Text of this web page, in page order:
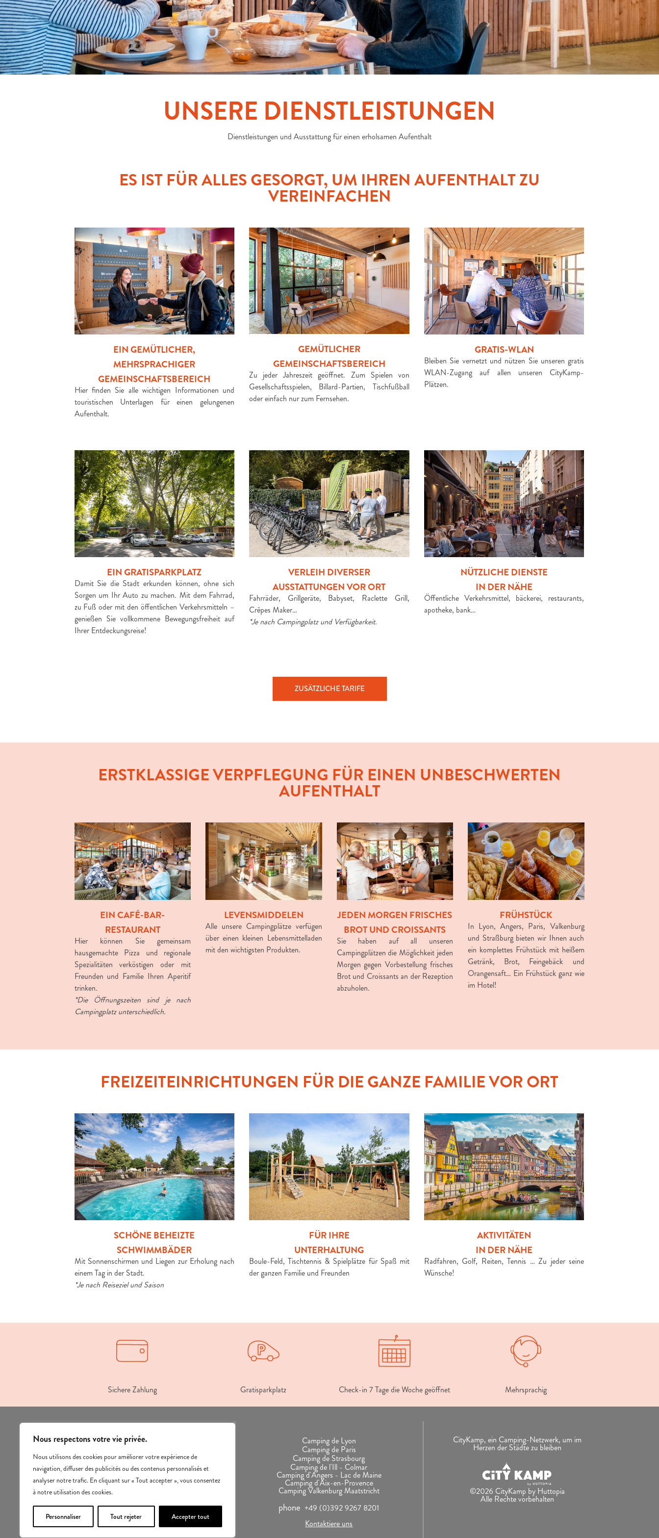
Nous respectons votre vie privée.
Nous utilisons des cookies pour améliorer votre expérience de
navigation, diffuser des publicités ou des contenus personnalisés et
analyser notre trafic. En cliquant sur « Tout accepter », vous consentez
à notre utilisation des cookies.
Personnaliser Tout rejeter Accepter tout
UNSERE DIENSTLEISTUNGEN
Dienstleistungen und Ausstattung für einen erholsamen Aufenthalt
ES IST FÜR ALLES GESORGT, UM IHREN AUFENTHALT ZU
VEREINFACHEN
EIN GEMÜTLICHER,
MEHRSPRACHIGER
GEMEINSCHAFTSBEREICH
Hier finden Sie alle wichtigen Informationen und
touristischen Unterlagen für einen gelungenen
Aufenthalt.
GEMÜTLICHER
GEMEINSCHAFTSBEREICH
Zu jeder Jahreszeit geöffnet. Zum Spielen von
Gesellschaftsspielen, Billard-Partien, Tischfußball
oder einfach nur zum Fernsehen.
GRATIS-WLAN
Bleiben Sie vernetzt und nützen Sie unseren gratis
WLAN-Zugang auf allen unseren CityKamp-
Plätzen.
EIN GRATISPARKPLATZ
Damit Sie die Stadt erkunden können, ohne sich
Sorgen um Ihr Auto zu machen. Mit dem Fahrrad,
zu Fuß oder mit den öffentlichen Verkehrsmitteln –
genießen Sie vollkommene Bewegungsfreiheit auf
Ihrer Entdeckungsreise!
VERLEIH DIVERSER
AUSSTATTUNGEN VOR ORT
Fahrräder, Grillgeräte, Babyset, Raclette Grill,
Crêpes Maker…
*Je nach Campingplatz und Verfügbarkeit.
NÜTZLICHE DIENSTE
IN DER NÄHE
Öffentliche Verkehrsmittel, bäckerei, restaurants,
apotheke, bank…
ZUSÄTZLICHE TARIFE
ERSTKLASSIGE VERPFLEGUNG FÜR EINEN UNBESCHWERTEN
AUFENTHALT
EIN CAFÉ-BAR-
RESTAURANT
Hier können Sie gemeinsam
hausgemachte Pizza und regionale
Spezialitäten verköstigen oder mit
Freunden und Familie Ihren Aperitif
trinken.
*Die Öffnungszeiten sind je nach
Campingplatz unterschiedlich.
LEVENSMIDDELEN
Alle unsere Campingplätze verfügen
über einen kleinen Lebensmittelladen
mit den wichtigsten Produkten.
JEDEN MORGEN FRISCHES
BROT UND CROISSANTS
Sie haben auf all unseren
Campingplätzen die Möglichkeit jeden
Morgen gegen Vorbestellung frisches
Brot und Croissants an der Rezeption
abzuholen.
FRÜHSTÜCK
In Lyon, Angers, Paris, Valkenburg
und Straßburg bieten wir Ihnen auch
ein komplettes Frühstück mit heißem
Getränk, Brot, Feingebäck und
Orangensaft… Ein Frühstück ganz wie
im Hotel!
FREIZEITEINRICHTUNGEN FÜR DIE GANZE FAMILIE VOR ORT
SCHÖNE BEHEIZTE
SCHWIMMBÄDER
Mit Sonnenschirmen und Liegen zur Erholung nach
einem Tag in der Stadt.
*Je nach Reiseziel und Saison
FÜR IHRE
UNTERHALTUNG
Boule-Feld, Tischtennis & Spielplätze für Spaß mit
der ganzen Familie und Freunden
AKTIVITÄTEN
IN DER NÄHE
Radfahren, Golf, Reiten, Tennis … Zu jeder seine
Wünsche!
Sichere Zahlung Gratisparkplatz Check-in 7 Tage die Woche geöffnet Mehrsprachig
Entdecken Sie unsere Reiseziele
Camping Card
Sichere Zahlung
Rechtliche Hinweise -
Geschäftsbedingungen -
für personenbezogene Daten
Verwalten Sie Ihre Zustimmung
Camping de Lyon
Camping de Paris
Camping de Strasbourg
Camping de l'Ill - Colmar
Camping d'Angers - Lac de Maine
Camping d'Aix-en-Provence
Camping Valkenburg Maatstricht
phone +49 (0)392 9267 8201
Kontaktiere uns
CityKamp, ein Camping-Netzwerk, um im
Herzen der Städte zu bleiben
©2026 CityKamp by Huttopia
Alle Rechte vorbehalten